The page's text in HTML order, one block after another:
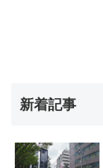
新着記事